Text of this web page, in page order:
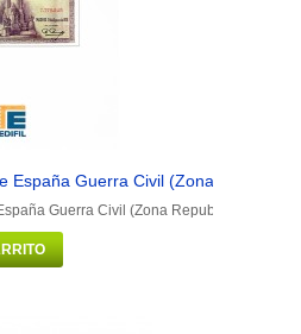
España Guerra Civil (Zona
Guerra Civil (Zona Republicana)